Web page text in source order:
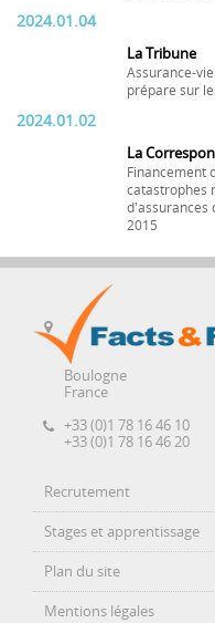
2024.01.04
La Tribune
Assurance-
prépare sur
2024.01.02
La
Financement
catastrophes
d'assurances
2015
Boulogne
France
+33 (0)1 78 16 46 10
+33 (0)1 78 16 46 20
Recrutement
Stages et apprentissage
Plan du site
Mentions légales